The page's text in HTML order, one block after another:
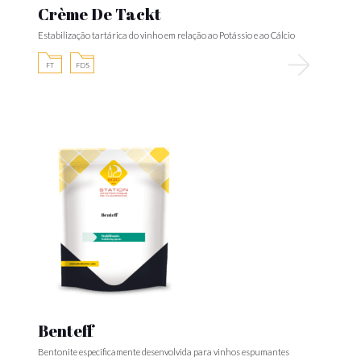
Crème De Tackt
Estabilização tartárica do vinho em relação ao Potássio e ao Cálcio
FT FDS
Benteff
Bentonite especificamente desenvolvida para vinhos espumantes